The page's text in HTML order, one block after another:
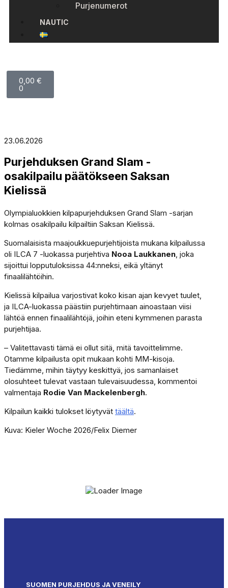
Purjenumerot
NAUTIC
0,00 €
0
23.06.2026
Purjehduksen Grand Slam -
osakilpailu päätökseen Saksan
Kielissä
Olympialuokkien kilpapurjehduksen Grand Slam -sarjan
kolmas osakilpailu kilpailtiin Saksan Kielissä.
Suomalaisista maajoukkuepurjehtijoista mukana kilpailussa
oli ILCA 7 -luokassa purjehtiva Nooa Laukkanen, joka
sijoittui lopputuloksissa 44:nneksi, eikä yltänyt
finaalilähtöihin.
Kielissä kilpailua varjostivat koko kisan ajan kevyet tuulet,
ja ILCA-luokassa päästiin purjehtimaan ainoastaan viisi
lähtöä ennen finaalilähtöjä, joihin eteni kymmenen parasta
purjehtijaa.
– Valitettavasti tämä ei ollut sitä, mitä tavoittelimme.
Otamme kilpailusta opit mukaan kohti MM-kisoja.
Tiedämme, mihin täytyy keskittyä, jos samanlaiset
olosuhteet tulevat vastaan tulevaisuudessa, kommentoi
valmentaja Rodie Van Mackelenbergh.
Kilpailun kaikki tulokset löytyvät täältä.
Kuva: Kieler Woche 2026/Felix Diemer
SUOMEN PURJEHDUS JA VENEILY